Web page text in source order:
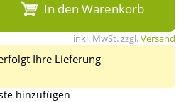
In den Warenkorb
inkl. MwSt. zzgl.Versand
Ihre Lieferung
hinzufügen